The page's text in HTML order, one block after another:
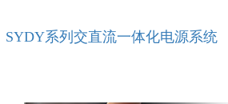
SYDY系列交直流一体化电源系统